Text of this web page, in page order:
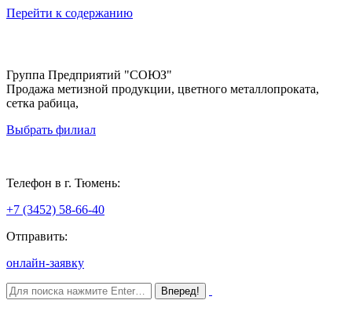
Перейти к содержанию
Группа Предприятий "СОЮЗ"
Продажа метизной продукции, цветного металлопроката,
сетка рабица,
Выбрать филиал
Телефон в г. Тюмень:
+7 (3452) 58-66-40
Отправить:
онлайн-заявку